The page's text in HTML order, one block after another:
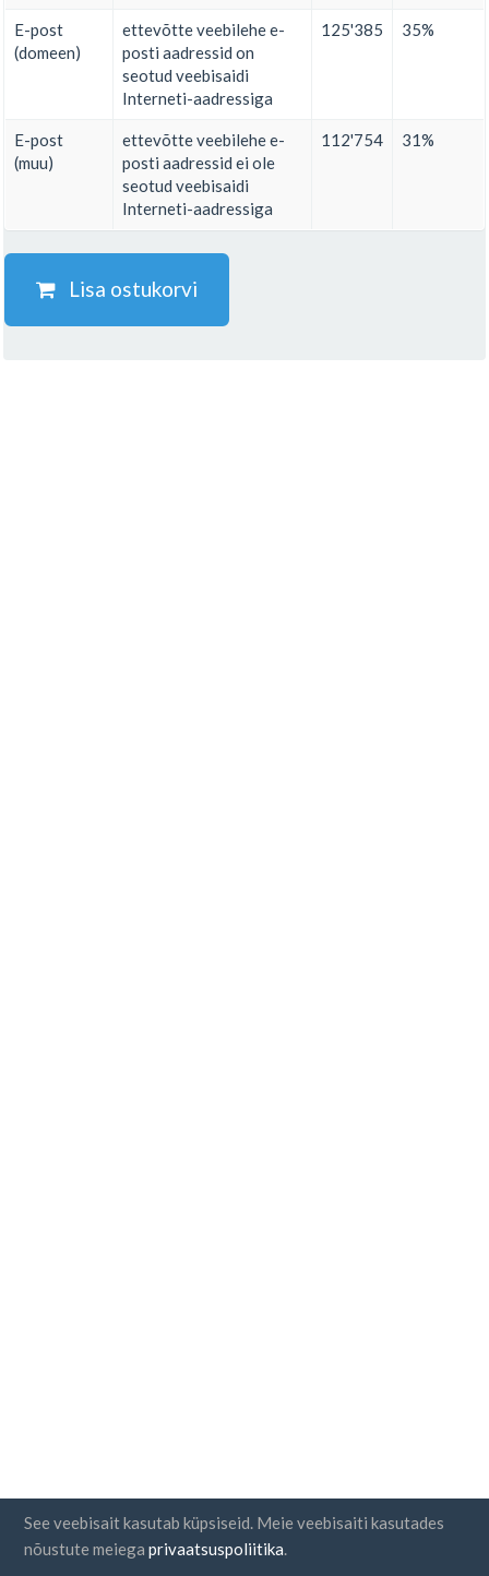
E-post
(domeen)
ettevõtte veebilehe e-
posti aadressid on
seotud veebisaidi
Interneti-aadressiga
125'385 35%
E-post
(muu)
ettevõtte veebilehe e-
posti aadressid ei ole
seotud veebisaidi
Interneti-aadressiga
112'754 31%
Lisa ostukorvi
See veebisait kasutab küpsiseid. Meie veebisaiti kasutades
nõustute meiegaprivaatsuspoliitika